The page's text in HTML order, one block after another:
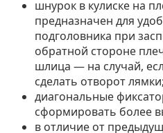
шнурок в кулиске на
предназначен для
подголовника при
обратной стороне
шлица — на случай,
сделать отворот лямки;
диагональные
сформировать более
в отличие от